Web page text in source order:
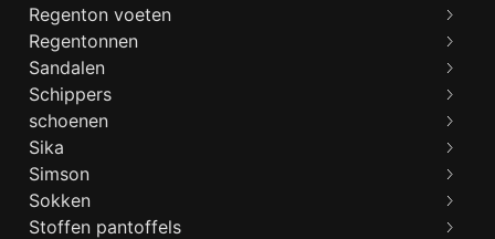
Regenton voeten
Regentonnen
Sandalen
Schippers
schoenen
Sika
Simson
Sokken
Stoffen pantoffels